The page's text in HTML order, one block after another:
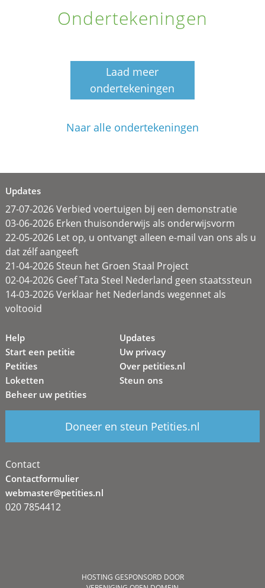
Ondertekeningen
Laad meer
ondertekeningen
Naar alle ondertekeningen
Updates
27-07-2026 Verbied voertuigen bij een demonstratie
03-06-2026 Erken thuisonderwijs als onderwijsvorm
22-05-2026 Let op, u ontvangt alleen e-mail van ons als u
dat zélf aangeeft
21-04-2026 Steun het Groen Staal Project
02-04-2026 Geef Tata Steel Nederland geen staatssteun
14-03-2026 Verklaar het Nederlands wegennet als
voltooid
Help
Start een petitie
Petities
Loketten
Beheer uw petities
Updates
Uw privacy
Over petities.nl
Steun ons
Doneer en steun Petities.nl
Contact
Contactformulier
webmaster@petities.nl
020 7854412
HOSTING GESPONSORD DOOR